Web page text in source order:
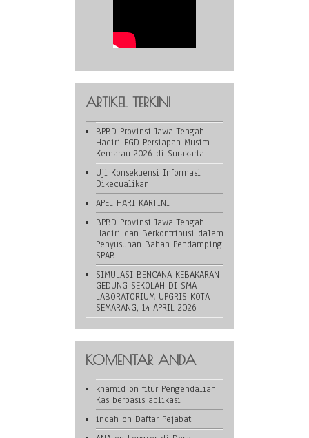
ARTIKEL TERKINI
BPBD Provinsi Jawa Tengah
Hadiri FGD Persiapan Musim
Kemarau 2026 di Surakarta
Uji Konsekuensi Informasi
Dikecualikan
APEL HARI KARTINI
BPBD Provinsi Jawa Tengah
Hadiri dan Berkontribusi dalam
Penyusunan Bahan Pendamping
SPAB
SIMULASI BENCANA KEBAKARAN
GEDUNG SEKOLAH DI SMA
LABORATORIUM UPGRIS KOTA
SEMARANG, 14 APRIL 2026
KOMENTAR ANDA
khamid on fitur Pengendalian
Kas berbasis aplikasi
indah on Daftar Pejabat